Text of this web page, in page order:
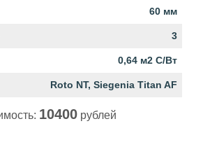
60 мм
3
0,64 м2 С/Вт
Roto NT, Siegenia Titan AF
10400рублей